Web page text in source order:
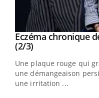
Youtube
Eczéma chronique
(2/3)Youtube
Une plaque rouge qui
une démangeaison
une irritation ...